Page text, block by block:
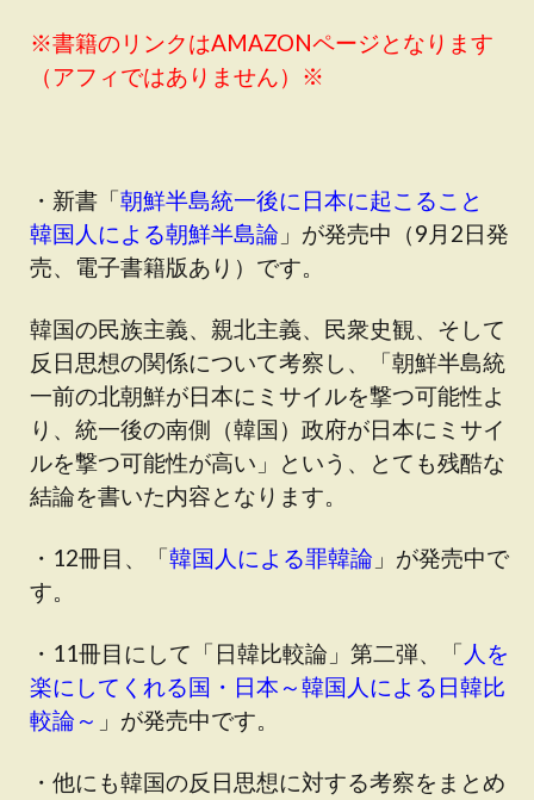
※書籍のリンクはAMAZONページとなります
（アフィではありません）※
・新書「朝鮮半島統一後に日本に起こること
韓国人による朝鮮半島論 」が発売中（9月2日発
売、電子書籍版あり）です。
韓国の民族主義、親北主義、民衆史観、そして
反日思想の関係について考察し、「朝鮮半島統
一前の北朝鮮が日本にミサイルを撃つ可能性よ
り、統一後の南側（韓国）政府が日本にミサイ
ルを撃つ可能性が高い」という、とても残酷な
結論を書いた内容となります。
・12冊目、「韓国人による罪韓論 」が発売中で
す。
・11冊目にして「日韓比較論」第二弾、「 人を
楽にしてくれる国・日本～韓国人による日韓比
較論～ 」が発売中です。
・他にも韓国の反日思想に対する考察をまとめ